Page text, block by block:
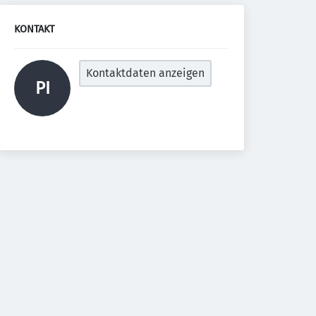
KONTAKT
PI
Kontaktdaten anzeigen